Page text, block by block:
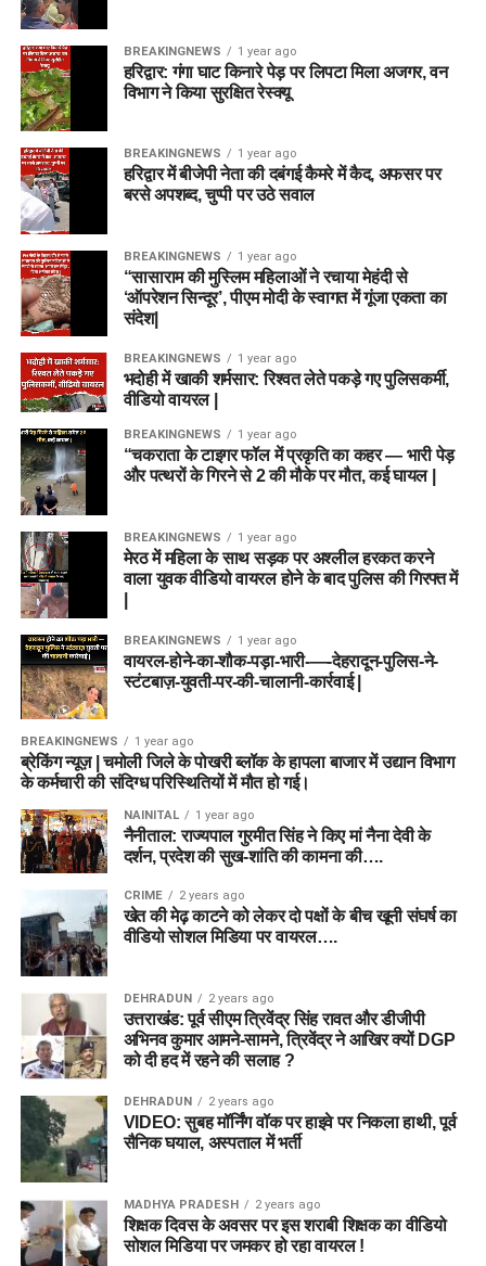
BREAKINGNEWS 1 year ago
हरिद्वार: गंगा घाट किनारे पेड़ पर लिपटा मिला अजगर, वन
विभाग ने किया सुरक्षित रेस्क्यू
BREAKINGNEWS 1 year ago
हरिद्वार में बीजेपी नेता की दबंगई कैमरे में कैद, अफसर पर
बरसे अपशब्द, चुप्पी पर उठे सवाल
BREAKINGNEWS 1 year ago
“सासाराम की मुस्लिम महिलाओं ने रचाया मेहंदी से
‘ऑपरेशन सिन्दूर’, पीएम मोदी के स्वागत में गूंजा एकता का
संदेश|
BREAKINGNEWS 1 year ago
भदोही में खाकी शर्मसार: रिश्वत लेते पकड़े गए पुलिसकर्मी,
वीडियो वायरल |
BREAKINGNEWS 1 year ago
“चकराता के टाइगर फॉल में प्रकृति का कहर — भारी पेड़
और पत्थरों के गिरने से 2 की मौके पर मौत, कई घायल |
BREAKINGNEWS 1 year ago
मेरठ में महिला के साथ सड़क पर अश्लील हरकत करने
वाला युवक वीडियो वायरल होने के बाद पुलिस की गिरफ्त में
BREAKINGNEWS 1 year ago
वायरल-होने-का-शौक-पड़ा-भारी-—-देहरादून-पुलिस-ने-
स्टंटबाज़-युवती-पर-की-चालानी-कार्रवाई |
BREAKINGNEWS 1 year ago
ब्रेकिंग न्यूज़ | चमोली जिले के पोखरी ब्लॉक के हापला बाजार में उद्यान विभाग
के कर्मचारी की संदिग्ध परिस्थितियों में मौत हो गई।
NAINITAL 1 year ago
नैनीताल: राज्यपाल गुरमीत सिंह ने किए मां नैना देवी के
दर्शन, प्रदेश की सुख-शांति की कामना की….
CRIME 2 years ago
खेत की मेढ़ काटने को लेकर दो पक्षों के बीच खूनी संघर्ष का
वीडियो सोशल मिडिया पर वायरल….
DEHRADUN 2 years ago
उत्तराखंड: पूर्व सीएम त्रिवेंद्र सिंह रावत और डीजीपी
अभिनव कुमार आमने-सामने, त्रिवेंद्र ने आखिर क्यों DGP
को दी हद में रहने की सलाह ?
DEHRADUN 2 years ago
VIDEO: सुबह मॉर्निंग वॉक पर हाइवे पर निकला हाथी, पूर्व
सैनिक घयाल, अस्पताल में भर्ती
MADHYA PRADESH 2 years ago
शिक्षक दिवस के अवसर पर इस शराबी शिक्षक का वीडियो
सोशल मिडिया पर जमकर हो रहा वायरल !